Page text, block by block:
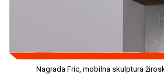
Nagrada Fric, mobilna skulptura